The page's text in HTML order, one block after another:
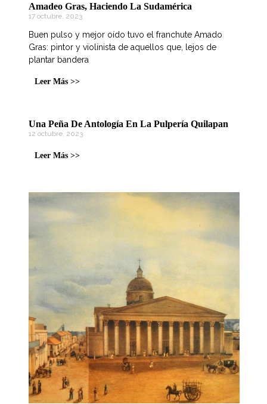
Amadeo Gras, Haciendo La Sudamérica
17 octubre, 2023
Buen pulso y mejor oído tuvo el franchute Amado
Gras: pintor y violinista de aquellos que, lejos de
plantar bandera
Leer Más >>
Una Peña De Antología En La Pulpería Quilapan
12 octubre, 2023
Leer Más >>